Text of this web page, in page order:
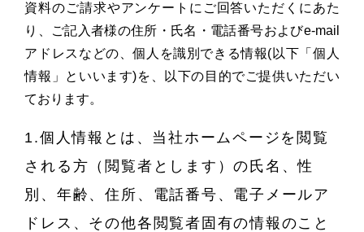
資料のご請求やアンケートにご回答いただくにあた
り、ご記入者様の住所・氏名・電話番号およびe-mail
アドレスなどの、個人を識別できる情報(以下「個人
情報」といいます)を、以下の目的でご提供いただい
ております。
1.個人情報とは、当社ホームページを閲覧
される方（閲覧者とします）の氏名、性
別、年齢、住所、電話番号、電子メールア
ドレス、その他各閲覧者固有の情報のこと